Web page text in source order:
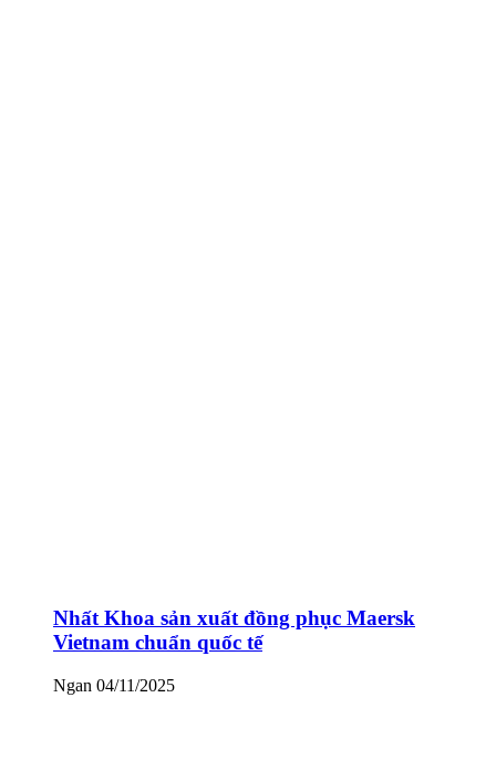
Nhất Khoa sản xuất đồng phục Maersk
Vietnam chuẩn quốc tế
Ngan 04/11/2025